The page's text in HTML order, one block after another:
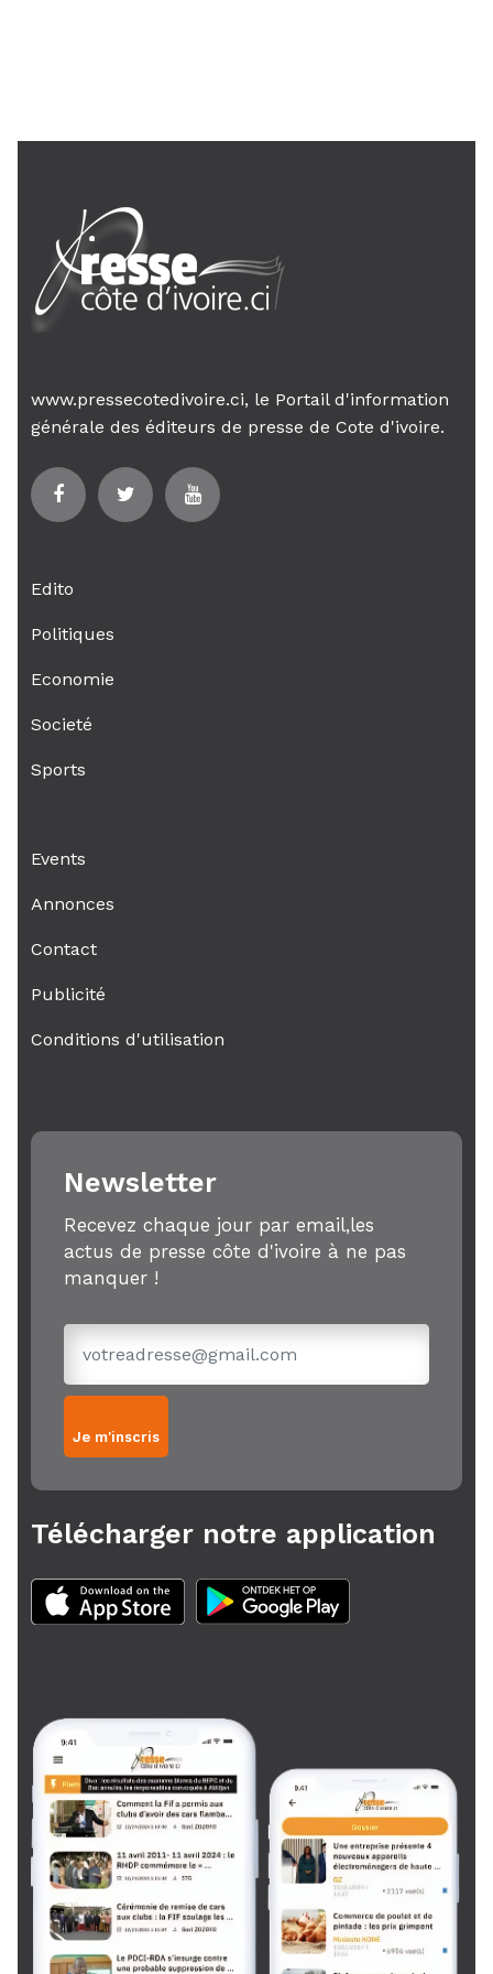
www.pressecotedivoire.ci, le Portail d'information
générale des éditeurs de presse de Cote d'ivoire.
Edito
Politiques
Economie
Societé
Sports
Events
Annonces
Contact
Publicité
Conditions d'utilisation
Newsletter
Recevez chaque jour par email,les
actus de presse côte d'ivoire à ne pas
manquer !
Je m'inscris
Télécharger notre application